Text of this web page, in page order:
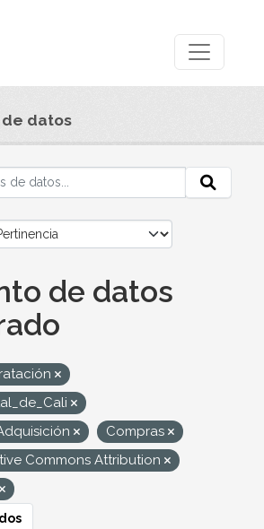
de datos
de datos
Compras
Commons Attribution